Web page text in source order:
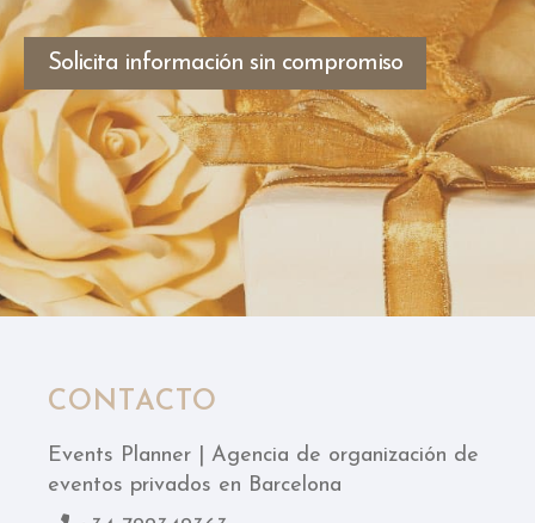
Solicita información sin compromiso
CONTACTO
Events Planner | Agencia de organización de
eventos privados en Barcelona